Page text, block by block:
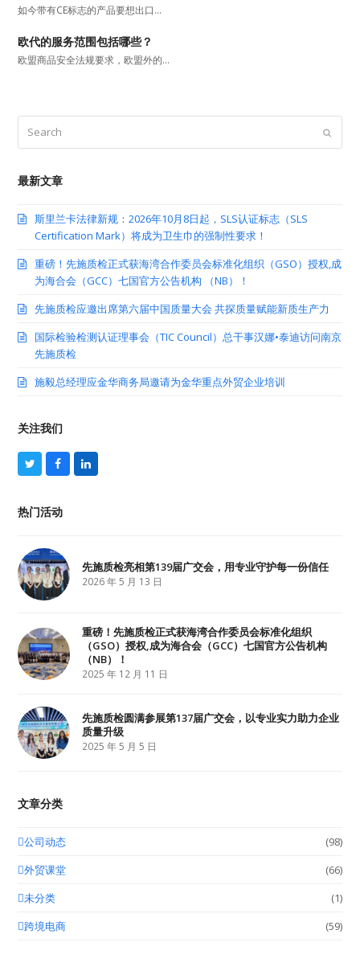
如今带有CE标志的产品要想出口…
欧代的服务范围包括哪些？
欧盟商品安全法规要求，欧盟外的…
最新文章
斯里兰卡法律新规：2026年10月8日起，SLS认证标志（SLS
Certification Mark）将成为卫生巾的强制性要求！
重磅！先施质检正式获海湾合作委员会标准化组织（GSO）授权,成
为海合会（GCC）七国官方公告机构 （NB）！
先施质检应邀出席第六届中国质量大会 共探质量赋能新质生产力
国际检验检测认证理事会（TIC Council）总干事汉娜•泰迪访问南京
先施质检
施毅总经理应金华商务局邀请为金华重点外贸企业培训
关注我们
T
w
t
t
F
a
b
L
i
热门活动
先施质检亮相第139届广交会，用专业守护每一份信任
2026 年 5 月 13 日
重磅！先施质检正式获海湾合作委员会标准化组织
（GSO）授权,成为海合会（GCC）七国官方公告机构
（NB）！
2025 年 12 月 11 日
先施质检圆满参展第137届广交会，以专业实力助力企业
质量升级
2025 年 5 月 5 日
文章分类
公司动态
(98)
外贸课堂
(66)
未分类
(1)
跨境电商
(59)